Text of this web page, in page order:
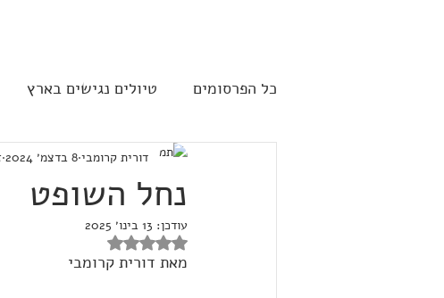
כל הפרסומים טיולים נגישים בארץ
שייט תענוגות - קרוז ארה"ב
נחל השופט
דורית קרומבי 8 בדצמ׳ 2024
עודכן: 13 בינו׳ 2025
דירוג של NaN מתוך 5 כוכבים
מאת דורית קרומבי